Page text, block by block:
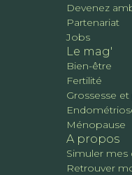
Devenez
Partenariat
Jobs
Le mag'
Bien-être
Fertilité
Grossesse
Ménopause
A propos
Simuler mes
Retrouver